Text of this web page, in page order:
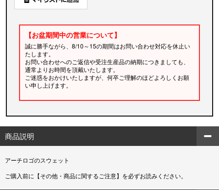
【お盆期間中の営業について】
誠に勝手ながら、8/10～15の期間はお問い合わせ対応を休止い
たします。
お問い合わせへのご返信や受注生産品の納期につきましても、
通常よりお時間を頂戴いたします。
ご迷惑をおかけいたしますが、何卒ご理解のほどよろしくお願
い申し上げます。
商品説明
アーチロゴのスウェット
ご購入前に【その他・商品に関するご注意】を必ずお読みください。